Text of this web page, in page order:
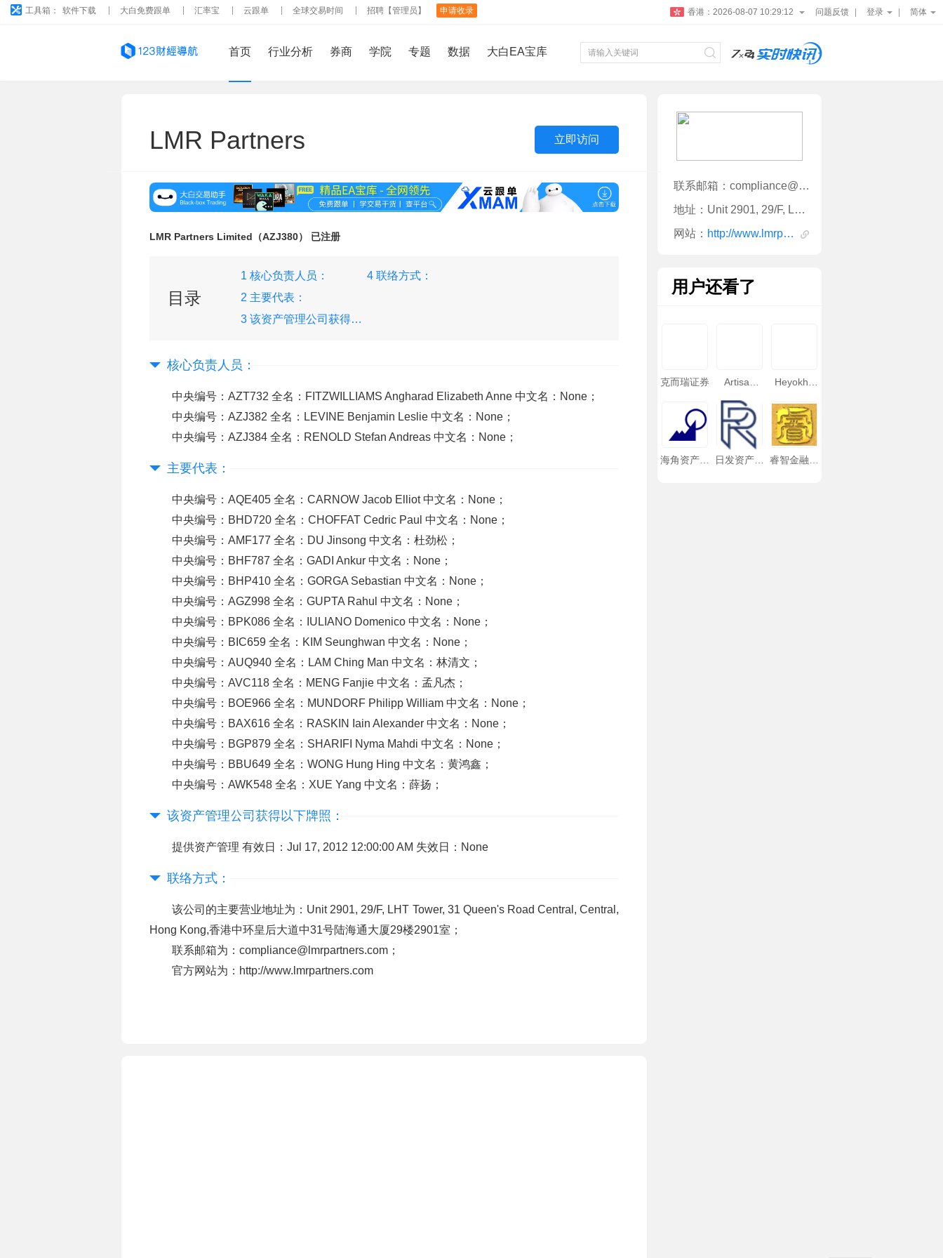
工具箱： 软件下载 大白免费跟单 汇率宝 云跟单 全球交易时间 招聘【管理员】 申请收录 香港： 2026-08-07 10:29:13 问题反馈 登录 简体
首页 行业分析 券商 学院 专题 数据 大白EA宝库
LMR Partners 立即访问
LMR Partners Limited（AZJ380） 已注册
目录
1 核心负责人员：
2 主要代表：
3 该资产管理公司获得以
4 联络方式：
核心负责人员：
中央编号：AZT732 全名：FITZWILLIAMS Angharad Elizabeth Anne 中文名：None；
中央编号：AZJ382 全名：LEVINE Benjamin Leslie 中文名：None；
中央编号：AZJ384 全名：RENOLD Stefan Andreas 中文名：None；
主要代表：
中央编号：AQE405 全名：CARNOW Jacob Elliot 中文名：None；
中央编号：BHD720 全名：CHOFFAT Cedric Paul 中文名：None；
中央编号：AMF177 全名：DU Jinsong 中文名：杜劲松；
中央编号：BHF787 全名：GADI Ankur 中文名：None；
中央编号：BHP410 全名：GORGA Sebastian 中文名：None；
中央编号：AGZ998 全名：GUPTA Rahul 中文名：None；
中央编号：BPK086 全名：IULIANO Domenico 中文名：None；
中央编号：BIC659 全名：KIM Seunghwan 中文名：None；
中央编号：AUQ940 全名：LAM Ching Man 中文名：林清文；
中央编号：AVC118 全名：MENG Fanjie 中文名：孟凡杰；
中央编号：BOE966 全名：MUNDORF Philipp William 中文名：None；
中央编号：BAX616 全名：RASKIN Iain Alexander 中文名：None；
中央编号：BGP879 全名：SHARIFI Nyma Mahdi 中文名：None；
中央编号：BBU649 全名：WONG Hung Hing 中文名：黄鸿鑫；
中央编号：AWK548 全名：XUE Yang 中文名：薛扬；
该资产管理公司获得以下牌照：
提供资产管理 有效日：Jul 17, 2012 12:00:00 AM 失效日：None
联络方式：
该公司的主要营业地址为：Unit 2901, 29/F, LHT Tower, 31 Queen's Road Central, Central,
Hong Kong,香港中环皇后大道中31号陆海通大厦29楼2901室；
联系邮箱为：compliance@lmrpartners.com；
官方网站为：http://www.lmrpartners.com
联系邮箱：compliance@lmrpartners.com
地址：Unit 2901, 29/F, LHT Tower, 31 Queen's Road Central, Central, Hong Kong
网站：
http://www.lmrpartners.com
用户还看了
克而瑞证券
Artisan
Hong Kong
Heyokha
海角资产管
日发资产管
睿智金融资